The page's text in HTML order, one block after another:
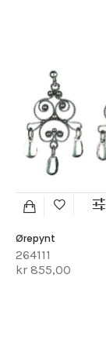
Ørepynt
264111
kr 855,00